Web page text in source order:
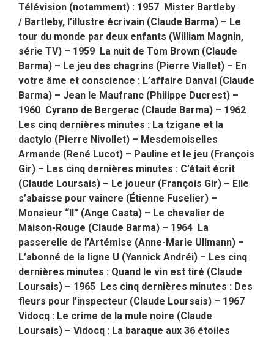
Télévision (notamment) : 1957 Mister Bartleby
/ Bartleby, l’illustre écrivain (Claude Barma) – Le
tour du monde par deux enfants (William Magnin,
série TV) – 1959 La nuit de Tom Brown (Claude
Barma) – Le jeu des chagrins (Pierre Viallet) – En
votre âme et conscience : L’affaire Danval (Claude
Barma) – Jean le Maufranc (Philippe Ducrest) –
1960 Cyrano de Bergerac (Claude Barma) – 1962
Les cinq dernières minutes : La tzigane et la
dactylo (Pierre Nivollet) – Mesdemoiselles
Armande (René Lucot) – Pauline et le jeu (François
Gir) – Les cinq dernières minutes : C’était écrit
(Claude Loursais) – Le joueur (François Gir) – Elle
s’abaisse pour vaincre (Étienne Fuselier) –
Monsieur “Il” (Ange Casta) – Le chevalier de
Maison-Rouge (Claude Barma) – 1964 La
passerelle de l’Artémise (Anne-Marie Ullmann) –
L’abonné de la ligne U (Yannick Andréi) – Les cinq
dernières minutes : Quand le vin est tiré (Claude
Loursais) – 1965 Les cinq dernières minutes : Des
fleurs pour l’inspecteur (Claude Loursais) – 1967
Vidocq : Le crime de la mule noire (Claude
Loursais) – Vidocq : La baraque aux 36 étoiles